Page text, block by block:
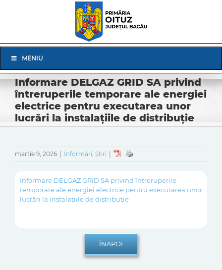
Navigation
MENIU
Informare DELGAZ GRID SA privind
întreruperile temporare ale energiei
electrice pentru executarea unor
lucrări la instalațiile de distribuție
martie 9, 2026 Informări, Știri
Informare DELGAZ GRID SA privind întreruperile
temporare ale energiei electrice pentru executarea unor
lucrări la instalațiile de distribuție